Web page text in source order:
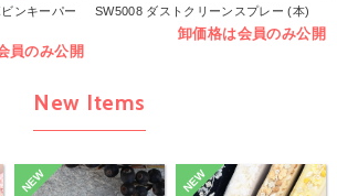
ンキーパー
員のみ公開
SW5008 ダストクリーンスプレー (本)
卸価格は会員のみ公開
New Items
NEW NEW